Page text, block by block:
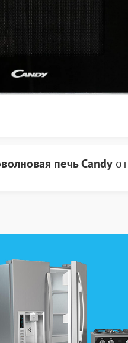
печь Candy от